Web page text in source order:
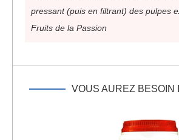
pressant (puis en filtrant) des pulpes
Fruits de la Passion
VOUS AUREZ BESOIN